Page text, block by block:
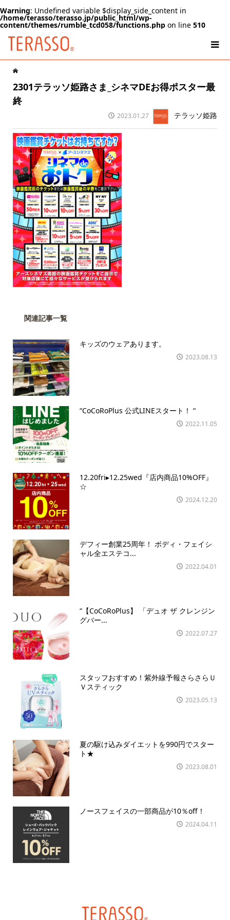
Warning: Undefined variable $display_side_content in
/home/terasso/terasso.jp/public_html/wp-
content/themes/rumble_tcd058/functions.php on line 510
2301テラッソ姫路さま_シネマDEお得ポスター最
終
2023.01.27 テラッソ姫路
関連記事一覧
キッズのウェアあります。
2023.08.13
“CoCoRoPlus 公式LINEスタート！ “
2022.11.05
12.20fri▸12.25wed『店内商品10%OFF』
☆
2024.12.20
デフィー創業25周年！ ボディ・フェイシ
ャル全エステコ...
2022.04.01
“【CoCoRoPlus】 「デュオ ザ クレンジン
グバー...
2022.07.27
スタッフおすすめ！紫外線予報さらさらＵ
Ｖスティック
2023.05.13
夏の駆け込みダイエットを990円でスター
ト★
2023.08.01
ノースフェイスの一部商品が10％off！
2024.04.11